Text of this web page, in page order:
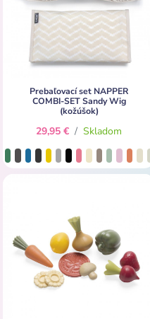
Prebaľovací set NAPPER
COMBI-SET Sandy Wig
(kožúšok)
29,95 € / Skladom